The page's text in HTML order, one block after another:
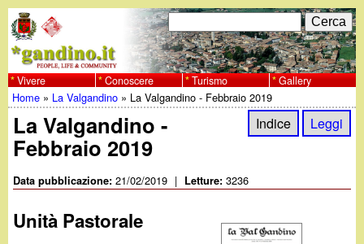
al
contenuto
principale
w
w
w
.
F
o
r
i
C
e
r
c
a
Vivere Conoscere Turismo Gallery
Tu
sei
qui
Home » La Valgandino » La Valgandino - Febbraio 2019
Indice Leggi
La Valgandino -
Febbraio 2019
Data pubblicazione:21/02/2019 | Letture:3236
Unità Pastorale